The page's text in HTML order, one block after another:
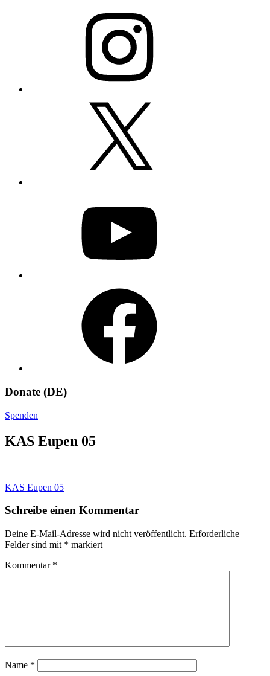
Donate (DE)
Spenden
KAS Eupen 05
Beitragsnavigation
KAS Eupen 05
Schreibe einen Kommentar
Deine E-Mail-Adresse wird nicht veröffentlicht. Erforderliche
Felder sind mit * markiert
Kommentar *
Name *